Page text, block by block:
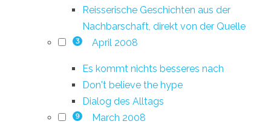
Reisserische Geschichten aus der
Nachbarschaft, direkt von der Quelle
3 April 2008
Es kommt nichts besseres nach
Don't believe the hype
Dialog des Alltags
9 March 2008